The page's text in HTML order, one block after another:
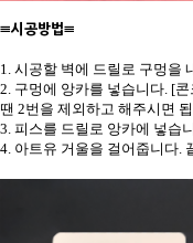
≡시공방법≡
1. 시공할 벽에 드릴로 구멍을
2. 구멍에 앙카를 넣습니다. [
땐 2번을 제외하고 해주시면
3. 피스를 드릴로 앙카에 넣습
4. 아트유 거울을 걸어줍니다.